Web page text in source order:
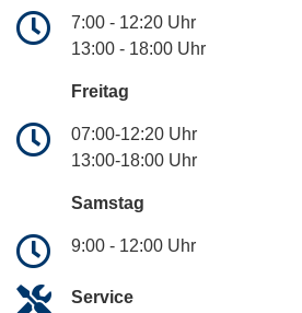
7:00 - 12:20 Uhr
13:00 - 18:00 Uhr
Freitag
07:00-12:20 Uhr
13:00-18:00 Uhr
Samstag
9:00 - 12:00 Uhr
Service